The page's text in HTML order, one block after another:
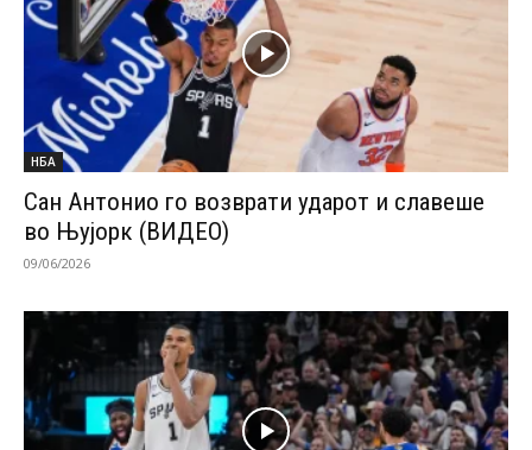
НБА
Сан Антонио го возврати ударот и славеше
во Њујорк (ВИДЕО)
09/06/2026